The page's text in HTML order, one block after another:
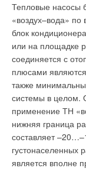
Тепловые насосы
«воздух–вода»
блок
или на площадке
соединяется с
плюсами
также
системы в целом.
применение ТН
нижняя граница
составляет
густонаселенных
является вполне
Thermo: чем
→
Свежий
вытяжные
частного
ЖУРНАЛ СОК
→
интеллект,
→
Горячая
ЖУРНАЛ СОК
быстрого
продаж
ЖУРНАЛ СОК
Терморегуляторы,
и термоголовки,
согласуют поток
зоне обитания
прирадиаторном
регуляторы
делает их
Терморегуляторы,
и
командам
регулирования к
значительного